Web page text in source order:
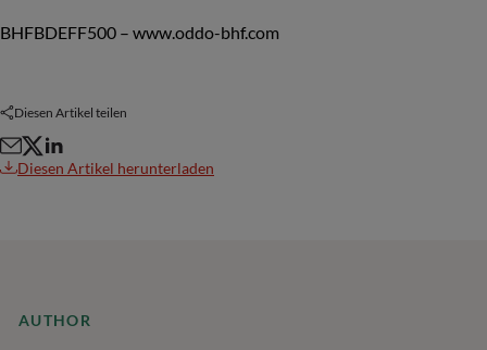
BHFBDEFF500 – www.oddo-bhf.com
Diesen Artikel teilen
Diesen Artikel herunterladen
AUTHOR